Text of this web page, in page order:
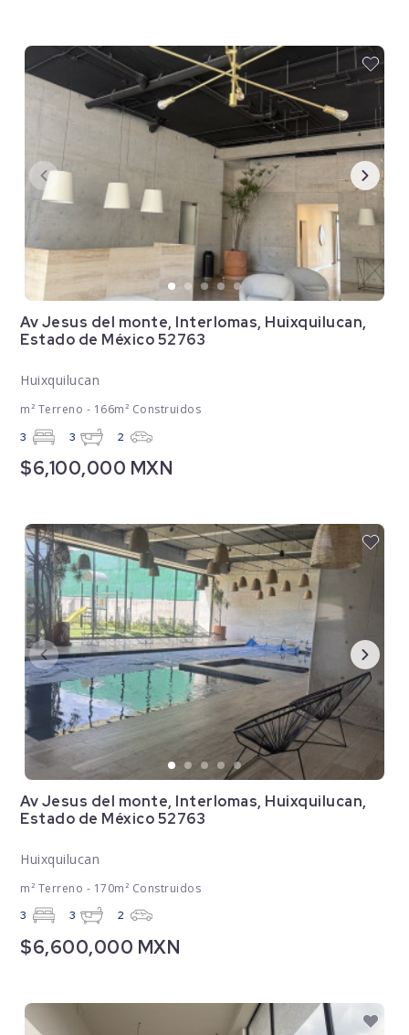
Av Jesus del monte, Interlomas, Huixquilucan,
Estado de México 52763
Huixquilucan
m² Terreno - 166m² Construidos
3 3 2
$6,100,000 MXN
Av Jesus del monte, Interlomas, Huixquilucan,
Estado de México 52763
Huixquilucan
m² Terreno - 170m² Construidos
3 3 2
$6,600,000 MXN